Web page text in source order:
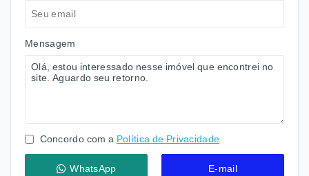
Mensagem
Concordo com a Política de Privacidade
WhatsApp E-mail